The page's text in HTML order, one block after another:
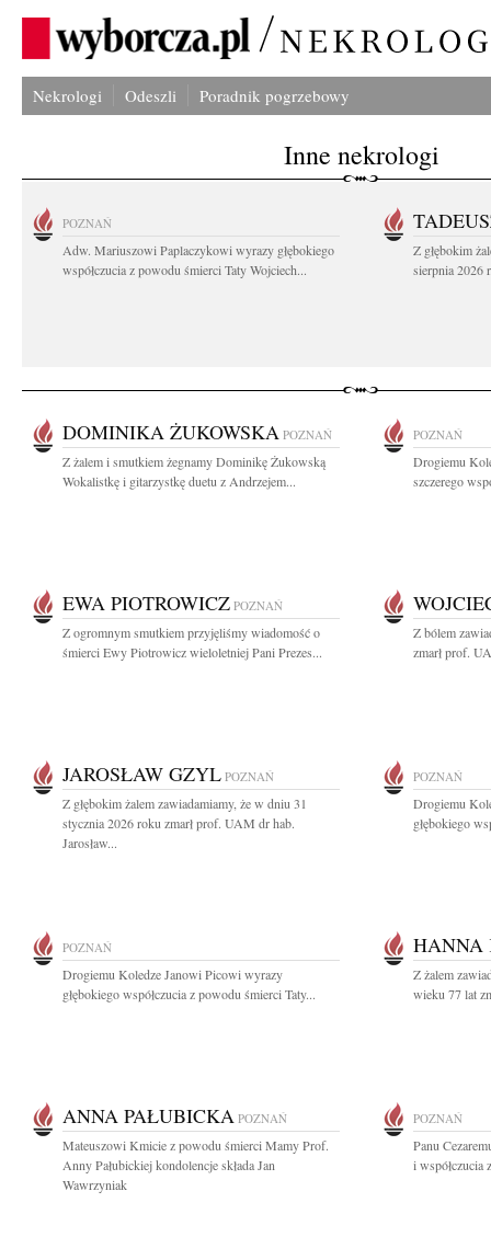
Nekrologi Odeszli Poradnik pogrzebowy
Inne nekrologi
POZNAŃ
Adw. Mariuszowi Paplaczykowi wyrazy głębokiego
współczucia z powodu śmierci Taty Wojciech...
Z głębokim
sierpnia 2026
DOMINIKA ŻUKOWSKA POZNAŃ
Z żalem i smutkiem żegnamy Dominikę Żukowską
Wokalistkę i gitarzystkę duetu z Andrzejem...
POZNAŃ
Drogiemu
szczerego
EWA PIOTROWICZ POZNAŃ
Z ogromnym smutkiem przyjęliśmy wiadomość o
śmierci Ewy Piotrowicz wieloletniej Pani Prezes...
Z bólem
zmarł prof.
JAROSŁAW GZYL POZNAŃ
Z głębokim żalem zawiadamiamy, że w dniu 31
stycznia 2026 roku zmarł prof. UAM dr hab.
Jarosław...
POZNAŃ
Drogiemu
głębokiego
POZNAŃ
Drogiemu Koledze Janowi Picowi wyrazy
głębokiego współczucia z powodu śmierci Taty...
HANNA
Z żalem
wieku 77 lat
ANNA PAŁUBICKA POZNAŃ
Mateuszowi Kmicie z powodu śmierci Mamy Prof.
Anny Pałubickiej kondolencje składa Jan
Wawrzyniak
POZNAŃ
Panu
i współczucia